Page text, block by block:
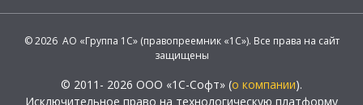
© 2026 АО «Группа 1С» (правопреемник «1С»). Все права на сайт
защищены
© 2011- 2026 ООО «1С-Софт» (о компании).
Исключительное право на технологическую платформу